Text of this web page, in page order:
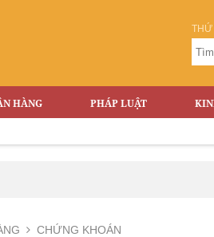
THỨ
HÀNG PHÁP LUẬT
CHỨNG KHOÁN